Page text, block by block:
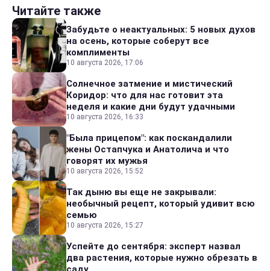
Читайте также
Забудьте о неактуальных: 5 новых духов
на осень, которые соберут все
комплименты
10 августа 2026, 17:06
Солнечное затмение и мистический
Коридор: что для нас готовит эта
неделя и какие дни будут удачными
10 августа 2026, 16:33
"Была прицепом": как поскандалили
жены Остапчука и Анатолича и что
говорят их мужья
10 августа 2026, 15:52
Так дыню вы еще не закрывали:
необычный рецепт, который удивит всю
семью
10 августа 2026, 15:27
Успейте до сентября: эксперт назвал
два растения, которые нужно обрезать в